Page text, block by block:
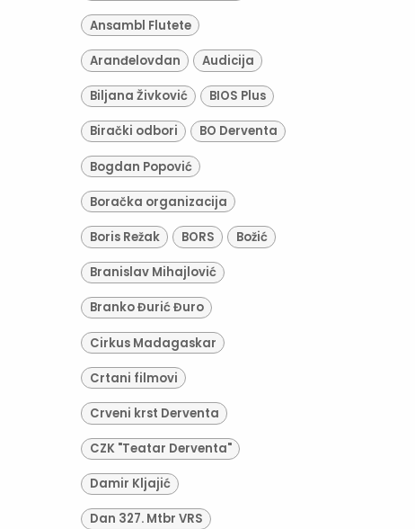
Ansambl Flutete
Aranđelovdan Audicija
Biljana Živković BIOS Plus
Birački odbori BO Derventa
Bogdan Popović
Boračka organizacija
Boris Režak BORS Božić
Branislav Mihajlović
Branko Đurić Đuro
Cirkus Madagaskar
Crtani filmovi
Crveni krst Derventa
CZK "Teatar Derventa"
Damir Kljajić
Dan 327. Mtbr VRS